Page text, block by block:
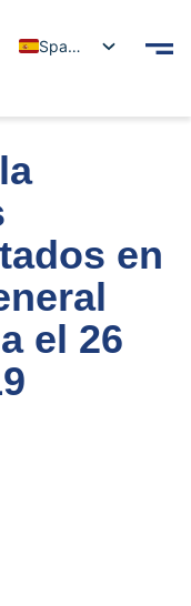
Spanish
en
el 26